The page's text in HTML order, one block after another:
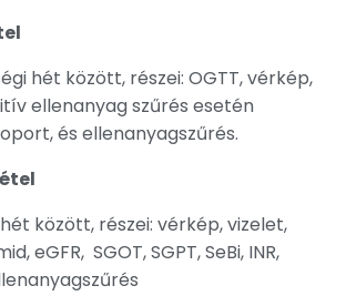
hét között, részei: OGTT, vérkép,
ellenanyag szűrés esetén
és ellenanyagszűrés.
között, részei: vérkép, vizelet,
eGFR, SGOT, SGPT, SeBi, INR,